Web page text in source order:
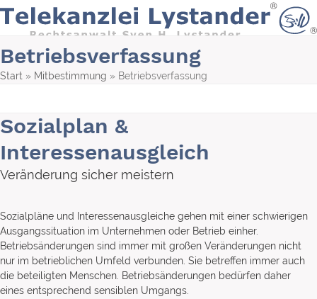
Skip
content
Betriebsverfassung
Start » Mitbestimmung » Betriebsverfassung
Sozialplan &
Interessenausgleich
Veränderung sicher meistern
Sozialpläne und Interessenausgleiche gehen mit einer schwierigen
Ausgangssituation im Unternehmen oder Betrieb einher.
Betriebsänderungen sind immer mit großen Veränderungen nicht
nur im betrieblichen Umfeld verbunden. Sie betreffen immer auch
die beteiligten Menschen. Betriebsänderungen bedürfen daher
eines entsprechend sensiblen Umgangs.